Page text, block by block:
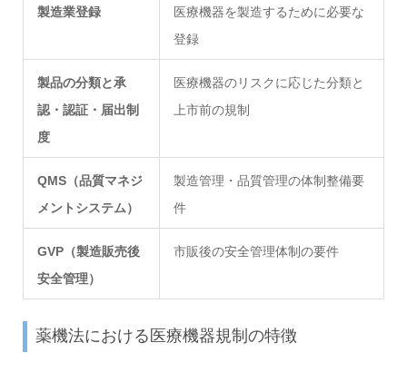
製造業登録
医療機器を製造するために必要な
登録
製品の分類と承
認・認証・届出制
度
医療機器のリスクに応じた分類と
上市前の規制
QMS（品質マネジ
メントシステム）
製造管理・品質管理の体制整備要
件
GVP（製造販売後
安全管理）
市販後の安全管理体制の要件
薬機法における医療機器規制の特徴